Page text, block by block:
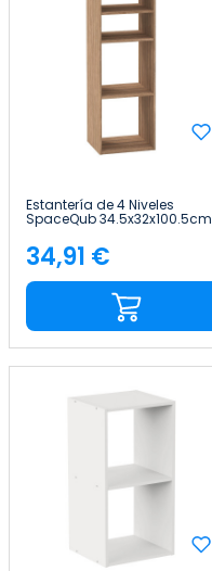
Estantería de 4 Niveles
SpaceQub 34.5x32x100.5cm
7house
Precio
34,91 €